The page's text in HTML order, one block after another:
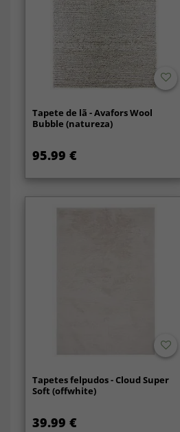
Tapete de lã - Avafors Wool
Bubble (natureza)
95.99 €
Tapetes felpudos - Cloud Super
Soft (offwhite)
39.99 €